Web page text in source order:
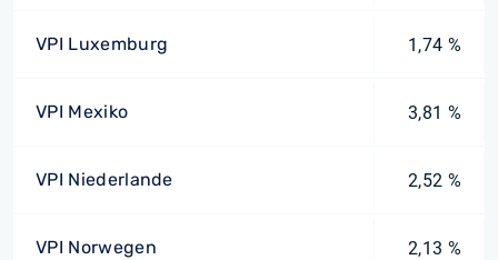
VPI Luxemburg 1,74 %
VPI Mexiko 3,81 %
VPI Niederlande 2,52 %
VPI Norwegen 2,13 %